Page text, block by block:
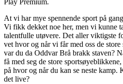
Play Premium.
At vi har mye spennende sport på
Vi fikk dekket noe her, men vi kunne
talentfulle utøvere. Det aller viktigste
vet hvor og når vi får med oss de
var du da Oddvar Brå brakk staven?
få med seg de store
på hvor og når du kan se neste kamp.
det live?